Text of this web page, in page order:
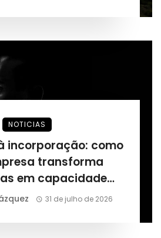
NOTICIAS
incorporação: como
transforma
em capacidade
segundo Márcio
31 de julho de 2026